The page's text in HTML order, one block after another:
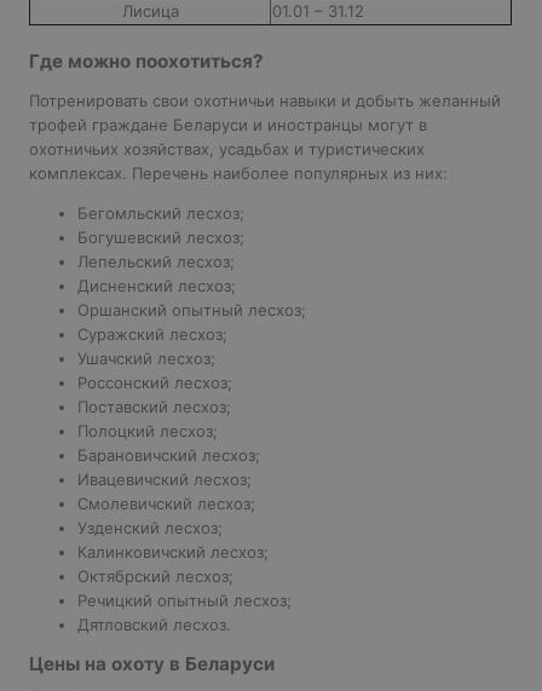
Лисица
01.01 – 31.12
Где можно поохотиться?
Потренировать свои охотничьи навыки и добыть желанный
трофей граждане Беларуси и иностранцы могут в
охотничьих хозяйствах, усадьбах и туристических
комплексах. Перечень наиболее популярных из них:
Бегомльский лесхоз;
Богушевский лесхоз;
Лепельский лесхоз;
Дисненский лесхоз;
Оршанский опытный лесхоз;
Суражский лесхоз;
Ушачский лесхоз;
Россонский лесхоз;
Поставский лесхоз;
Полоцкий лесхоз;
Барановичский лесхоз;
Ивацевичский лесхоз;
Смолевичский лесхоз;
Узденский лесхоз;
Калинковичский лесхоз;
Октябрский лесхоз;
Речицкий опытный лесхоз;
Дятловский лесхоз.
Цены на охоту в Беларуси